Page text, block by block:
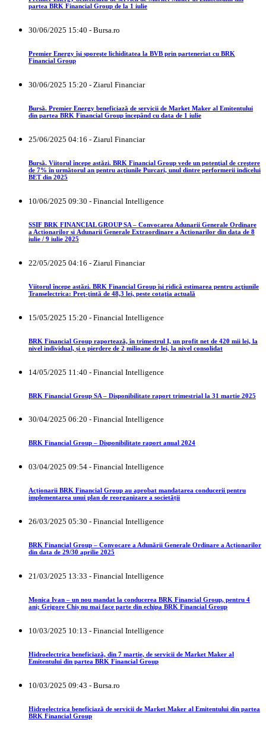
partea BRK Financial Group de la 1 iulie
30/06/2025 15:40 - Bursa.ro
Premier Energy îşi sporeşte lichiditatea la BVB prin parteneriat cu BRK
Financial Group
30/06/2025 15:20 - Ziarul Financiar
Bursă. Premier Energy beneficiază de servicii de Market Maker al Emitentului
din partea BRK Financial Group începând cu data de 1 iulie
25/06/2025 04:16 - Ziarul Financiar
Bursă. Viitorul începe astăzi. BRK Financial Group vede un potenţial de creştere
de 7% în următorul an pentru acţiunile Purcari, unul dintre performerii indicelui
BET din 2025
10/06/2025 09:30 - Financial Intelligence
SSIF BRK FINANCIAL GROUP SA – Convocarea Adunarii Generale Ordinare
a Actionarilor si Adunarii Generale Extraordinare a Actionarilor din data de 8
iulie / 9 iulie 2025
22/05/2025 04:16 - Ziarul Financiar
Viitorul începe astăzi. BRK Financial Group îşi ridică estimarea pentru acţiunile
Transelectrica: Preţ-ţintă de 48,3 lei, peste cotaţia actuală
15/05/2025 15:20 - Financial Intelligence
BRK Financial Group raportează, în trimestrul I, un profit net de 420 mii lei, la
nivel individual, și o pierdere de 2 milioane de lei, la nivel consolidat
14/05/2025 11:40 - Financial Intelligence
BRK Financial Group SA – Disponibilitate raport trimestrial la 31 martie 2025
30/04/2025 06:20 - Financial Intelligence
BRK Financial Group – Disponibilitate raport anual 2024
03/04/2025 09:54 - Financial Intelligence
Acționarii BRK Financial Group au aprobat mandatarea conducerii pentru
implementarea unui plan de reorganizare a societății
26/03/2025 05:30 - Financial Intelligence
BRK Financial Group – Convocare a Adunării Generale Ordinare a Acționarilor
din data de 29/30 aprilie 2025
21/03/2025 13:33 - Financial Intelligence
Monica Ivan – un nou mandat la conducerea BRK Financial Group, pentru 4
ani; Grigore Chiș nu mai face parte din echipa BRK Financial Group
10/03/2025 10:13 - Financial Intelligence
Hidroelectrica beneficiază, din 7 martie, de servicii de Market Maker al
Emitentului din partea BRK Financial Group
10/03/2025 09:43 - Bursa.ro
Hidroelectrica beneficiază de servicii de Market Maker al Emitentului din partea
BRK Financial Group